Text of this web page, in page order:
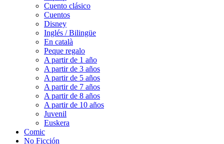
Cuento clásico
Cuentos
Disney
Inglés / Bilingüe
En català
Peque regalo
A partir de 1 año
A partir de 3 años
A partir de 5 años
A partir de 7 años
A partir de 8 años
A partir de 10 años
Juvenil
Euskera
Comic
No Ficción